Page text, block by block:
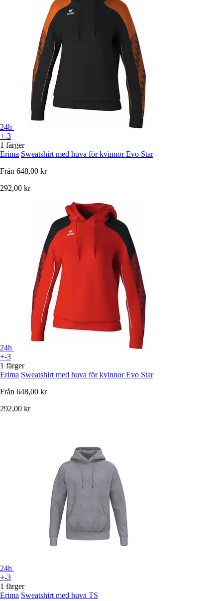
24h
+-3
1 färger
Erima Sweatshirt med huva för kvinnor Evo Star
Från 648,00 kr
292,00 kr
24h
+-3
1 färger
Erima Sweatshirt med huva för kvinnor Evo Star
Från 648,00 kr
292,00 kr
24h
+-3
1 färger
Erima Sweatshirt med huva TS